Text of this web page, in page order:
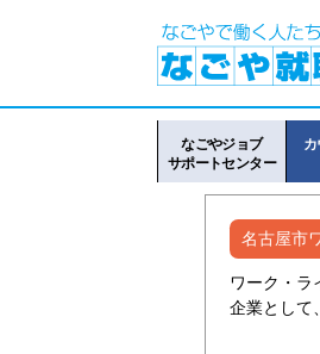
なごやジョブ
サポートセンター
カ
名古屋市
ワーク・ラ
企業として